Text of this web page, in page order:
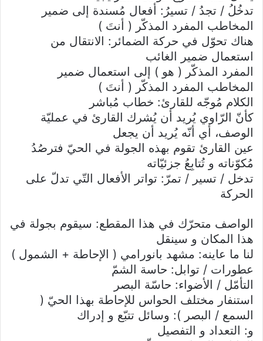
تدخُلُ / تجدُ / تسيرُ: أفعال مُسندة إلى ضمير
المخاطب المفرد المذكّر ( أنتَ )
هناك تحوّل في حركة الضمائر: الانتقال من
استعمال ضمير الغائب
المفرد المذكّر ( هو ) إلى استعمال ضمير
المخاطب المفرد المذكّر ( أنتَ )
الكلام مُوجّه للقارئ: خطاب مُباشر
كأنّ الرّاوي يُريد أن يُشرك القارئ في عمليّة
الوصف، أي أنّه يُريد أن يجعل
عين القارئ تقوم بهذه الجولة في الحيّ فترصُدُ
مُكوّناته و تُتابِعُ جزئيّاته
تدخل / تسير / تمرّ: تواتر الأفعال التّي تدلّ على
الحركة
الواصف متحرّك في هذا المقطع: سيقوم بجولة في
هذا المكان و سينقل
لنا ما عاينه: مشهد بانورامي ( الإحاطة + الشمول )
عطورات / توابل: حاسة الشمّ
التأمّل / الأضواء: حاسّة البصر
استنفار مختلف الحواس للإحاطة بهذا الحيّ (
السمع / البصر ): وسائل تتبّع و إدراك
و: التعداد و التفصيل